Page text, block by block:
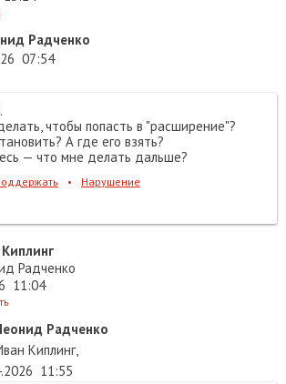
Радченко
07:54
чтобы попасть в "расширение"?
А где его взять?
— что мне делать дальше?
• Нарушение
Радченко
11:04
Радченко
Киплинг,
11:55